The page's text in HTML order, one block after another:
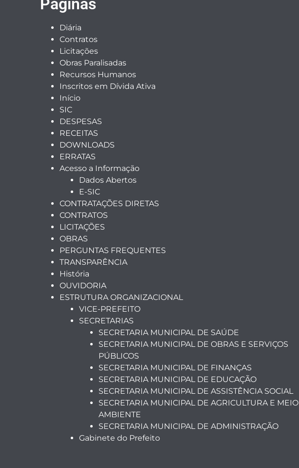
Páginas
Diária
Contratos
Licitações
Obras Paralisadas
Recursos Humanos
Inscritos em Dívida Ativa
Início
SIC
DESPESAS
RECEITAS
DOWNLOADS
ERRATAS
Acesso a Informação
Dados Abertos
E-SIC
CONTRATAÇÕES DIRETAS
CONTRATOS
LICITAÇÕES
OBRAS
PERGUNTAS FREQUENTES
TRANSPARÊNCIA
História
OUVIDORIA
ESTRUTURA ORGANIZACIONAL
VICE-PREFEITO
SECRETARIAS
SECRETARIA MUNICIPAL DE SAÚDE
SECRETARIA MUNICIPAL DE OBRAS E SERVIÇOS
PÚBLICOS
SECRETARIA MUNICIPAL DE FINANÇAS
SECRETARIA MUNICIPAL DE EDUCAÇÃO
SECRETARIA MUNICIPAL DE ASSISTÊNCIA SOCIAL
SECRETARIA MUNICIPAL DE AGRICULTURA E MEIO
AMBIENTE
SECRETARIA MUNICIPAL DE ADMINISTRAÇÃO
Gabinete do Prefeito